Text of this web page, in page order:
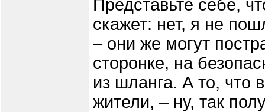
Представьте себе,
скажет: нет, я не
– они же могут
сторонке, на
из шланга. А то, что
жители, – ну, так